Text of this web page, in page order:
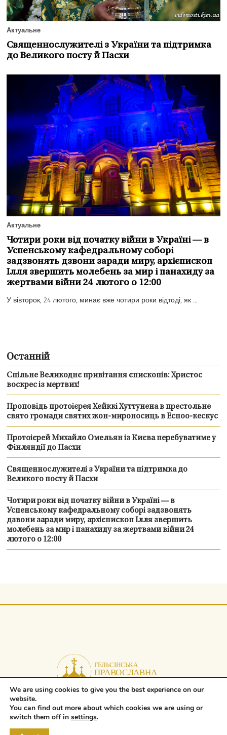
Актуальне
Священнослужителі з України та підтримка
до Великого посту й Пасхи
Актуальне
Чотири роки від початку війни в Україні — в
Успенському кафедральному соборі
задзвонять дзвони заради миру, архієпископ
Ілля звершить молебень за мир і панахиду за
жертвами війни 24 лютого о 12:00
У вівторок, 24 лютого, минає вже чотири роки відтоді, як ...
Останній
Спільне Великоднє привітання єпископів: Христос
воскрес із мертвих!
Проповідь протоієрея Хейккі Хуттунена в престольне
свято громади святих жон-мироносиць в Еспоо-кескус
Протоієрей Михайло Омельян із Києва перебуватиме у
Фінляндії до Пасхи
Священнослужителі з України та підтримка до
Великого посту й Пасхи
Чотири роки від початку війни в Україні — в
Успенському кафедральному соборі задзвонять
дзвони заради миру, архієпископ Ілля звершить
молебень за мир і панахиду за жертвами війни 24
лютого о 12:00
Copyright © 2026 Orthodox Parish of Helsinki. All rights reserved.
We are using cookies to give you the best experience on our
website.
You can find out more about which cookies we are using or
switch them off in settings.